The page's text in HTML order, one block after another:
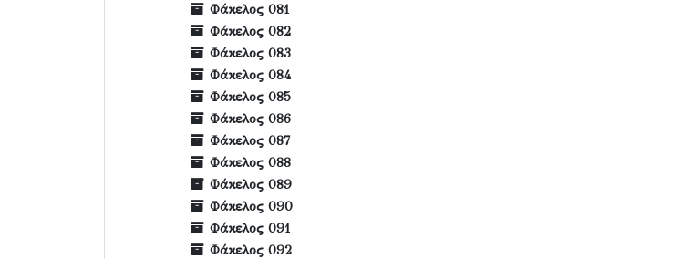
Φάκελος 081
Φάκελος 082
Φάκελος 083
Φάκελος 084
Φάκελος 085
Φάκελος 086
Φάκελος 087
Φάκελος 088
Φάκελος 089
Φάκελος 090
Φάκελος 091
Φάκελος 092